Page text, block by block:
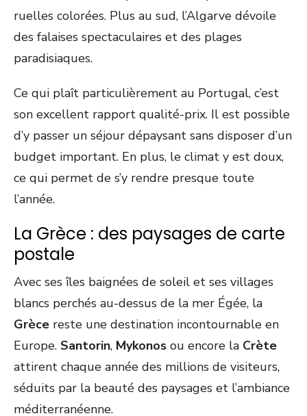
ruelles colorées. Plus au sud, l’Algarve dévoile
des falaises spectaculaires et des plages
paradisiaques.
Ce qui plaît particulièrement au Portugal, c’est
son excellent rapport qualité-prix. Il est possible
d’y passer un séjour dépaysant sans disposer d’un
budget important. En plus, le climat y est doux,
ce qui permet de s’y rendre presque toute
l’année.
La Grèce : des paysages de carte
postale
Avec ses îles baignées de soleil et ses villages
blancs perchés au-dessus de la mer Égée, la
Grèce reste une destination incontournable en
Europe. Santorin, Mykonos ou encore la Crète
attirent chaque année des millions de visiteurs,
séduits par la beauté des paysages et l’ambiance
méditerranéenne.